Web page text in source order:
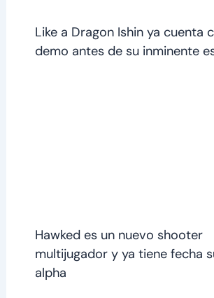
Like a Dragon Ishin ya cuenta
demo antes de su inminente
Hawked es un nuevo shooter
multijugador y ya tiene fecha
alpha